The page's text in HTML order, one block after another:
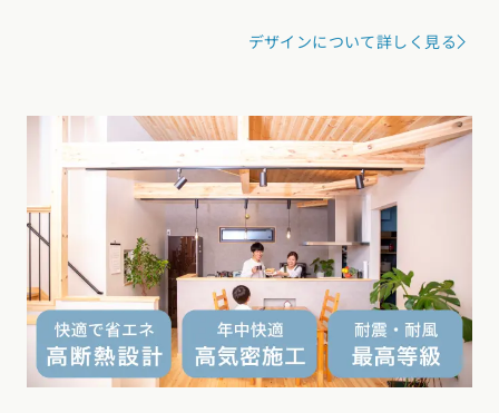
デザインについて詳しく見る